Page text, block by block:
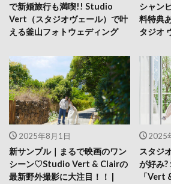
で新婚旅行も満喫!! Studio
Vert（スタジオヴェール）で叶
える釜山フォトウェディング
シャン
料特典
タジオ
2025年8月1日
新サンプル｜まるで映画のワン
シーン♡Studio Vert & Clairの
最新野外撮影に大注目！！ |
2025
スタジ
が好み?
「Vert